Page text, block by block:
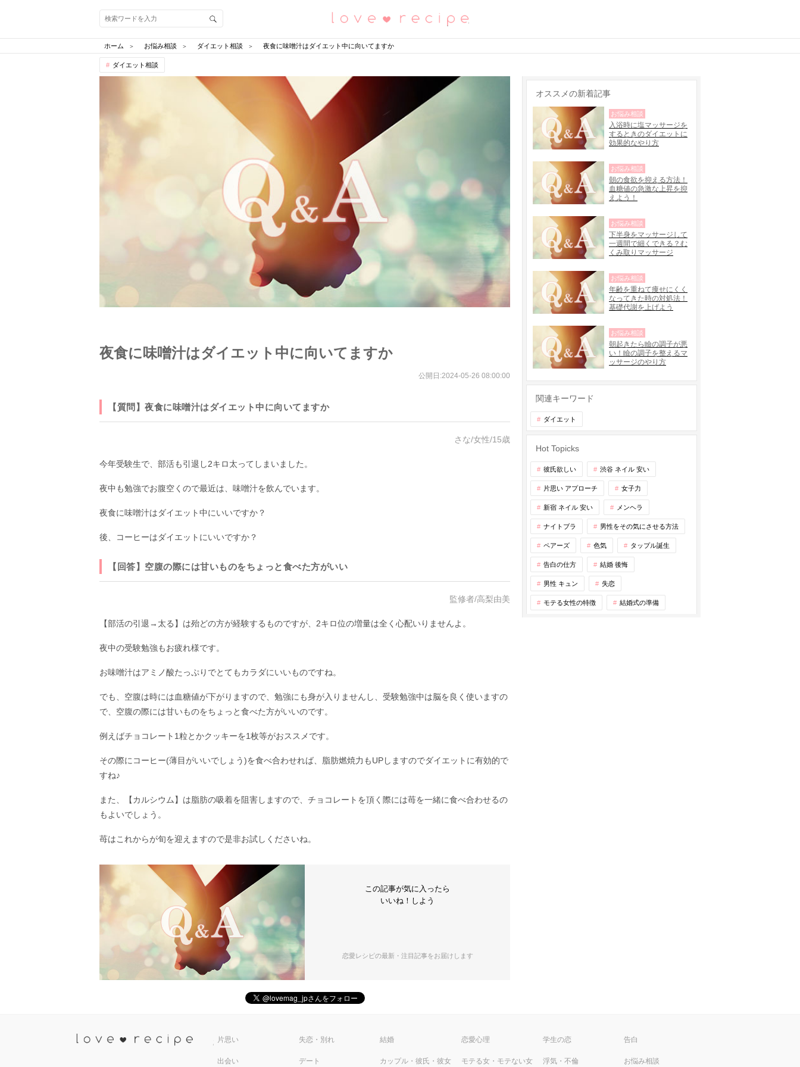
恋愛レシピ
ホーム お悩み相談 ダイエット相談 夜食に味噌汁はダイエット中に向いてますか
ダイエット相談
夜食に味噌汁はダイエット中に向いてますか
公開日:2024-05-26 08:00:00
【質問】夜食に味噌汁はダイエット中に向いてますか
さな/女性/15歳
今年受験生で、部活も引退し2キロ太ってしまいました。
夜中も勉強でお腹空くので最近は、味噌汁を飲んでいます。
夜食に味噌汁はダイエット中にいいですか？
後、コーヒーはダイエットにいいですか？
【回答】空腹の際には甘いものをちょっと食べた方がいい
監修者/高梨由美
【部活の引退→太る】は殆どの方が経験するものですが、2キロ位の増量は全く心配いりませんよ。
夜中の受験勉強もお疲れ様です。
お味噌汁はアミノ酸たっぷりでとてもカラダにいいものですね。
でも、空腹は時には血糖値が下がりますので、勉強にも身が入りませんし、受験勉強中は脳を良く使いますの
で、空腹の際には甘いものをちょっと食べた方がいいのです。
例えばチョコレート1粒とかクッキーを1枚等がおススメです。
その際にコーヒー(薄目がいいでしょう)を食べ合わせれば、脂肪燃焼力もUPしますのでダイエットに有効的で
すね♪
また、【カルシウム】は脂肪の吸着を阻害しますので、チョコレートを頂く際には苺を一緒に食べ合わせるの
もよいでしょう。
苺はこれからが旬を迎えますので是非お試しくださいね。
この記事が気に入ったら
いいね！しよう
恋愛レシピの最新・注目記事をお届けします
オススメの新着記事
入浴時に塩マッサージを
するときのダイエットに
効果的なやり方
お悩み相談
朝の食欲を抑える方法！
血糖値の急激な上昇を抑
えよう！
お悩み相談
下半身をマッサージして
一週間で細くできる？む
くみ取りマッサージ
お悩み相談
年齢を重ねて痩せにくく
なってきた時の対処法！
基礎代謝を上げよう
お悩み相談
朝起きたら瞼の調子が悪
い！瞼の調子を整えるマ
ッサージのやり方
お悩み相談
関連キーワード
ダイエット
Hot Topicks
彼氏欲しい 渋谷 ネイル 安い
片思い アプローチ 女子力
新宿 ネイル 安い メンヘラ
ナイトブラ 男性をその気にさせる方法
ペアーズ 色気 タップル誕生
告白の仕方 結婚 後悔
男性 キュン 失恋
モテる女性の特徴 結婚式の準備
片思い 失恋・別れ 結婚 恋愛心理 学生の恋 告白
出会い デート カップル・彼氏・彼女 モテる女・モテない女 浮気・不倫 お悩み相談
恋愛レシピ